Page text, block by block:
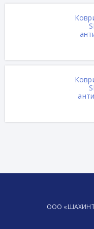
ООО